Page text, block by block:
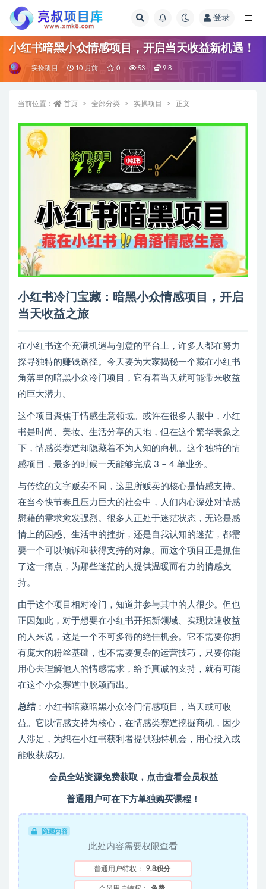
登录
小红书暗黑小众情感项目，开启当天收益新机遇！
实操项目 10 月前 0 53 9.8
当前位置： 首页 全部分类 实操项目 正文
小红书冷门宝藏：暗黑小众情感项目，开启
当天收益之旅
在小红书这个充满机遇与创意的平台上，许多人都在努力
探寻独特的赚钱路径。今天要为大家揭秘一个藏在小红书
角落里的暗黑小众冷门项目，它有着当天就可能带来收益
的巨大潜力。
这个项目聚焦于情感生意领域。或许在很多人眼中，小红
书是时尚、美妆、生活分享的天地，但在这个繁华表象之
下，情感类赛道却隐藏着不为人知的商机。这个独特的情
感项目，最多的时候一天能够完成 3 – 4 单业务。
与传统的文字贩卖不同，这里所贩卖的核心是情感支持。
在当今快节奏且压力巨大的社会中，人们内心深处对情感
慰藉的需求愈发强烈。很多人正处于迷茫状态，无论是感
情上的困惑、生活中的挫折，还是自我认知的迷茫，都需
要一个可以倾诉和获得支持的对象。而这个项目正是抓住
了这一痛点，为那些迷茫的人提供温暖而有力的情感支
持。
由于这个项目相对冷门，知道并参与其中的人很少。但也
正因如此，对于想要在小红书开拓新领域、实现快速收益
的人来说，这是一个不可多得的绝佳机会。它不需要你拥
有庞大的粉丝基础，也不需要复杂的运营技巧，只要你能
用心去理解他人的情感需求，给予真诚的支持，就有可能
在这个小众赛道中脱颖而出。
总结：小红书暗藏暗黑小众冷门情感项目，当天或可收
益。它以情感支持为核心，在情感类赛道挖掘商机，因少
人涉足，为想在小红书获利者提供独特机会，用心投入或
能收获成功。
会员全站资源免费获取，点击查看会员权益
普通用户可在下方单独购买课程！
隐藏内容
此处内容需要权限查看
普通用户特权： 9.8积分